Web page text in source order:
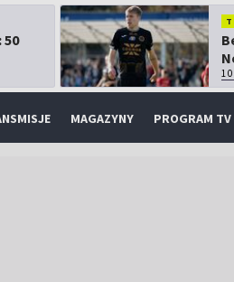
50
MAGAZYNY PROGRAM TV